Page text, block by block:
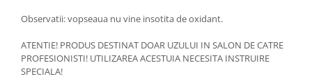
Observatii: vopseaua nu vine insotita de oxidant.
ATENTIE! PRODUS DESTINAT DOAR UZULUI IN SALON DE CATRE
PROFESIONISTI! UTILIZAREA ACESTUIA NECESITA INSTRUIRE
SPECIALA!